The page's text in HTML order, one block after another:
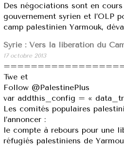
Des négociations sont en
gouvernement syrien et l’OLP
camp palestinien Yarmouk,
Syrie : Vers la libération du
17 octobre 2013
Twe et
Follow @PalestinePlus
var addthis_config = «
Les comités populaires
l’annoncer :
le compte à rebours pour une
réfugiés palestiniens de